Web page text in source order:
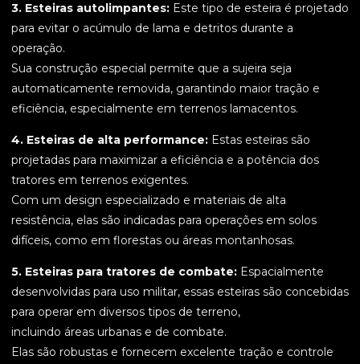
3. Esteiras autolimpantes: Este tipo de esteira é projetado
para evitar o acúmulo de lama e detritos durante a
operação.
Sua construção especial permite que a sujeira seja
automaticamente removida, garantindo maior tração e
eficiência, especialmente em terrenos lamacentos.
4. Esteiras de alta performance: Estas esteiras são
projetadas para maximizar a eficiência e a potência dos
tratores em terrenos exigentes.
Com um design especializado e materiais de alta
resistência, elas são indicadas para operações em solos
difíceis, como em florestas ou áreas montanhosas.
5. Esteiras para tratores de combate: Espacialmente
desenvolvidas para uso militar, essas esteiras são concebidas
para operar em diversos tipos de terreno,
incluindo áreas urbanas e de combate.
Elas são robustas e fornecem excelente tração e controle